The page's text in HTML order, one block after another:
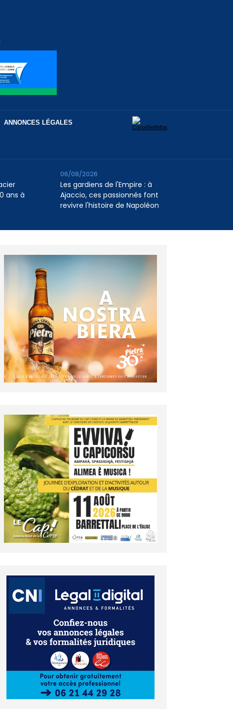
ANNONCES LÉGALES
ans à
Les gardiens de l'Empire : à
Ajaccio, ces passionnés font
revivre l'histoire de Napoléon
06/08/2026